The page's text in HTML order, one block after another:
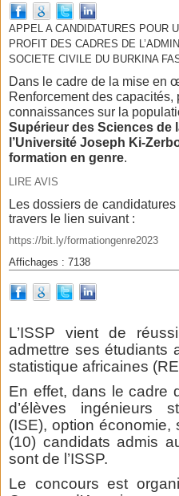
APPEL A CANDIDATURES POUR
PROFIT DES CADRES DE
SOCIETE CIVILE DU BURKINA
Dans le cadre de la mise en
Renforcement des
connaissances sur la
Supérieur des Sciences de
l’Université Joseph Ki-
formation en genre.
LIRE AVIS
Les dossiers de
travers le lien suivant :
https://bit.ly/formationgenre2023
Affichages : 7138
L’ISSP vient de
admettre ses étudiants
statistique africaines
En effet, dans le cadre
d’élèves ingénieurs
(ISE), option
(10) candidats admis
sont de l’ISSP.
Le concours est